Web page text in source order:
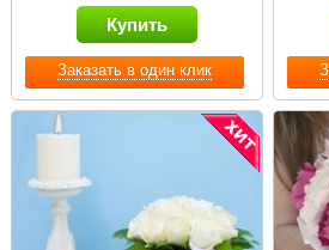
Заказать в один клик
Купить